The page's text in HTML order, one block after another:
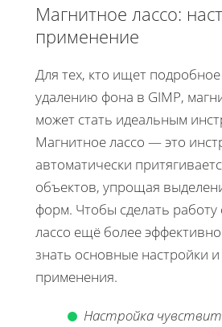
Магнитное лассо:
применение
Для тех, кто ищет
удалению фона в GIMP,
может стать идеальным
Магнитное лассо — это
автоматически
объектов, упрощая
форм. Чтобы сделать
лассо ещё более
знать основные настройки
применения.
Настройка